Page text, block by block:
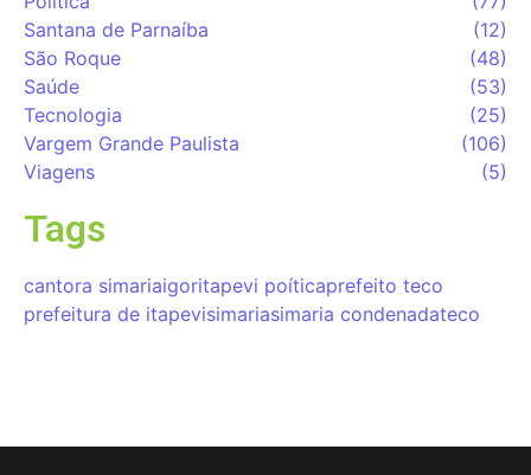
Santana de Parnaíba
(12)
São Roque
(48)
Saúde
(53)
Tecnologia
(25)
Vargem Grande Paulista
(106)
Viagens
(5)
Tags
cantora simariaigoritapevi poíticaprefeito teco
prefeitura de itapevisimariasimaria condenadateco